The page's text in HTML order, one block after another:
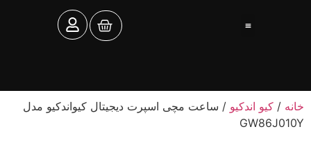
خانه / کیو اندکیو / ساعت مچی اسپرت دیجیتال کیواندکیو مدل
GW86J010Y